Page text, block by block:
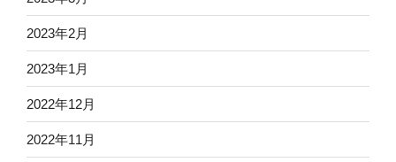
2023年2月
2023年1月
2022年12月
2022年11月